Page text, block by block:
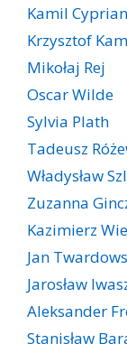
Kamil
Krzysztof
Mikołaj Rej
Oscar Wilde
Sylvia Plath
Tadeusz
Władysław
Zuzanna
Kazimierz
Jan
Jarosław
Aleksander
Stanisław